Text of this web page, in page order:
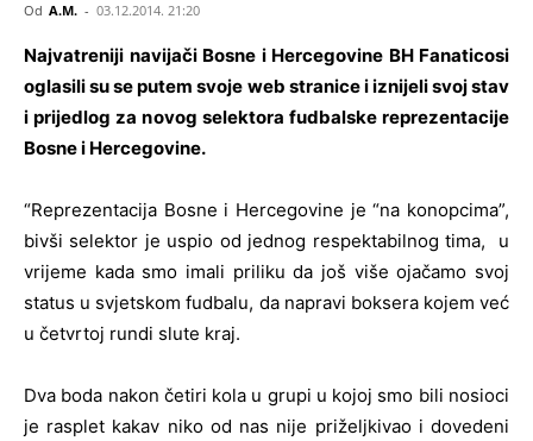
Od A.M. - 03.12.2014. 21:20
Najvatreniji navijači Bosne i Hercegovine BH Fanaticosi
oglasili su se putem svoje web stranice i iznijeli svoj stav
i prijedlog za novog selektora fudbalske reprezentacije
Bosne i Hercegovine.
“Reprezentacija Bosne i Hercegovine je “na konopcima”,
bivši selektor je uspio od jednog respektabilnog tima, u
vrijeme kada smo imali priliku da još više ojačamo svoj
status u svjetskom fudbalu, da napravi boksera kojem već
u četvrtoj rundi slute kraj.
Dva boda nakon četiri kola u grupi u kojoj smo bili nosioci
je rasplet kakav niko od nas nije priželjkivao i dovedeni